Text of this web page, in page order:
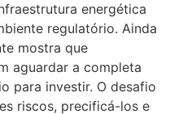
energética
regulatório. Ainda
mostra que
aguardar a completa
para investir. O desafio
riscos, precificá-los e